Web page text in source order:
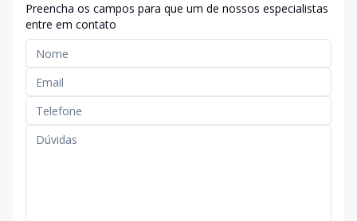
Preencha os campos para que um de nossos especialistas
entre em contato